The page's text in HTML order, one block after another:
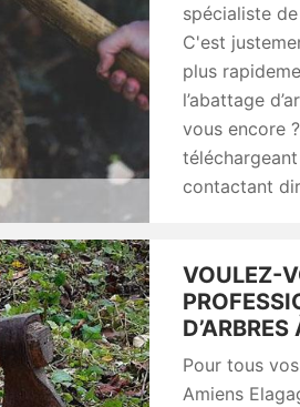
spécialiste de
C'est
plus
l’abattage
vous encore
contactant
VOULEZ-
Pour tous
Amiens